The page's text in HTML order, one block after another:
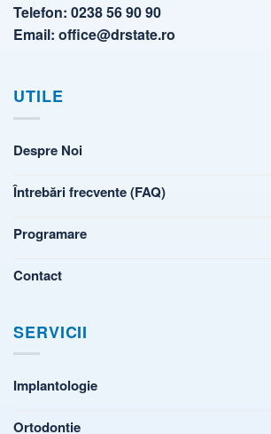
Telefon: 0238 56 90 90
Email: office@drstate.ro
UTILE
Despre Noi
Întrebări frecvente (FAQ)
Programare
Contact
SERVICII
Implantologie
Ortodontie